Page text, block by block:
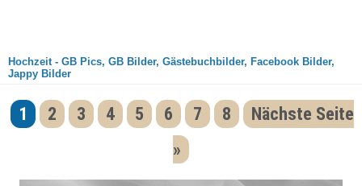
Hochzeit - GB Pics, GB Bilder, Gästebuchbilder, Facebook Bilder,
Jappy Bilder
1 2 3 4 5 6 7 8
Nächste Seite
»